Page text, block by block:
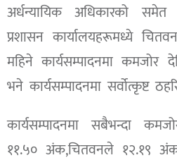
अर्धन्यायिक अधिकारको समेत
प्रशासन कार्यालयहरूमध्ये
महिने कार्यसम्पादनमा कमजोर
भने कार्यसम्पादनमा सर्वोत्कृष्ट
कार्यसम्पादनमा सबैभन्दा
११.५० अंक,चितवनले १२.१९